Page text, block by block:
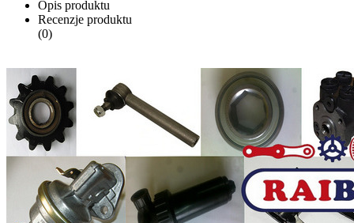
Opis produktu
Recenzje produktu
(0)